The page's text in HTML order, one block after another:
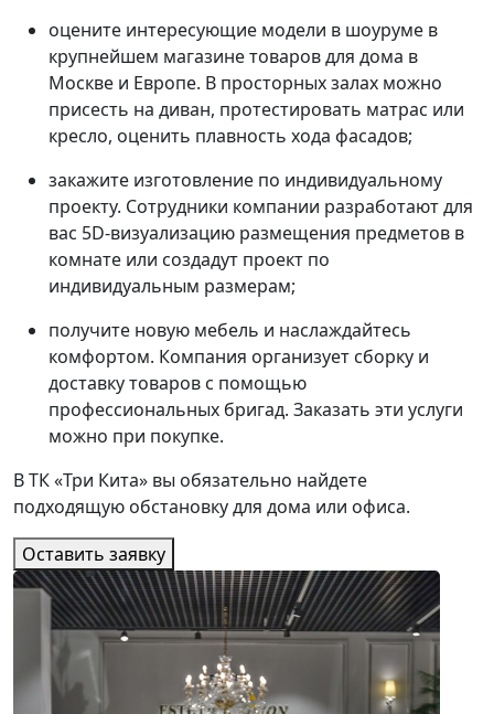
оцените интересующие модели в шоуруме в
крупнейшем магазине товаров для дома в
Москве и Европе. В просторных залах можно
присесть на диван, протестировать матрас или
кресло, оценить плавность хода фасадов;
закажите изготовление по индивидуальному
проекту. Сотрудники компании разработают для
вас 5D-визуализацию размещения предметов в
комнате или создадут проект по
индивидуальным размерам;
получите новую мебель и наслаждайтесь
комфортом. Компания организует сборку и
доставку товаров с помощью
профессиональных бригад. Заказать эти услуги
можно при покупке.
В ТК «Три Кита» вы обязательно найдете
подходящую обстановку для дома или офиса.
Оставить заявку